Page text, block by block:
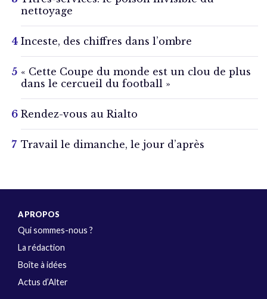
nettoyage
Inceste, des chiffres dans l’ombre
« Cette Coupe du monde est un clou de plus
dans le cercueil du football »
Rendez-vous au Rialto
Travail le dimanche, le jour d’après
A PROPOS
Qui sommes-nous ?
La rédaction
Boîte à idées
Actus d’Alter